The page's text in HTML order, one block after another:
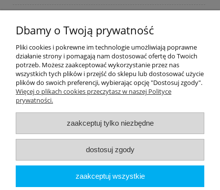
PRODUCENCI
Popularne kategorie
Dive Factory 24-aleja 29 Listopada 165-
woj. małopolskie - NIP 9452184931
tel.12 418 39 59-sklep@divefactory24.pl
pokaż pełną wersję strony
Sklep internetowy Shoper.pl
Dbamy o Twoją prywatność
Pliki cookies i pokrewne im technologie umożliwiają poprawne
działanie strony i pomagają nam dostosować ofertę do Twoich
potrzeb. Możesz zaakceptować wykorzystanie przez nas
wszystkich tych plików i przejść do sklepu lub dostosować użycie
plików do swoich preferencji, wybierając opcję "Dostosuj zgody".
Więcej o plikach cookies przeczytasz w naszej Polityce
prywatności.
zaakceptuj tylko niezbędne
dostosuj zgody
zaakceptuj wszystkie